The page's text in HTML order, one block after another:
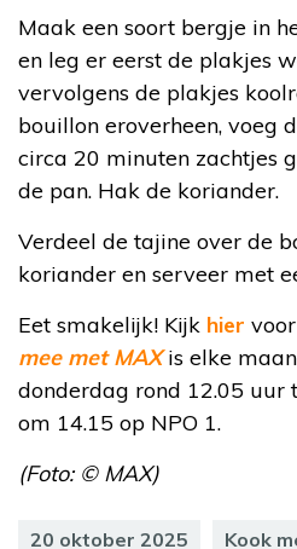
Maak een soort bergje in
en leg er eerst de plakjes
vervolgens de plakjes
bouillon eroverheen, voeg
circa 20 minuten zachtjes
de pan. Hak de koriander.
Verdeel de tajine over de
koriander en serveer met
Eet smakelijk! Kijk hier
mee met MAXis elke
donderdag rond 12.05 uur
om 14.15 op NPO 1.
(Foto: © MAX)
20 oktober 2025 Kook